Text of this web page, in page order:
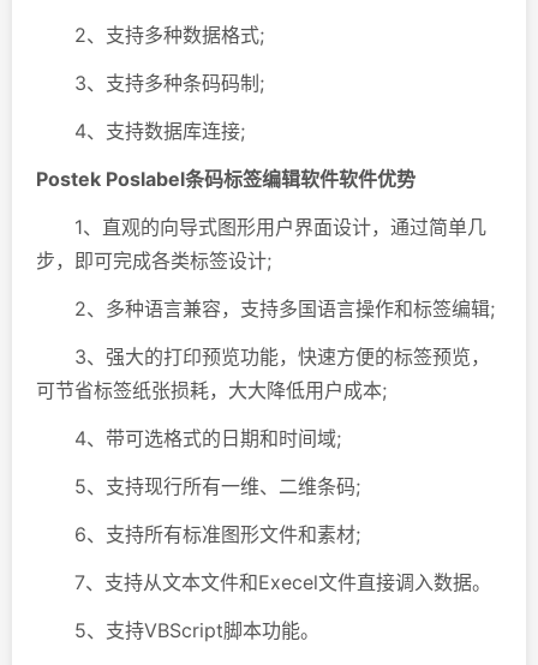
2、支持多种数据格式;
3、支持多种条码码制;
4、支持数据库连接;
Postek Poslabel条码标签编辑软件软件优势
1、直观的向导式图形用户界面设计，通过简单几
步，即可完成各类标签设计;
2、多种语言兼容，支持多国语言操作和标签编辑;
3、强大的打印预览功能，快速方便的标签预览，
可节省标签纸张损耗，大大降低用户成本;
4、带可选格式的日期和时间域;
5、支持现行所有一维、二维条码;
6、支持所有标准图形文件和素材;
7、支持从文本文件和Execel文件直接调入数据。
5、支持VBScript脚本功能。